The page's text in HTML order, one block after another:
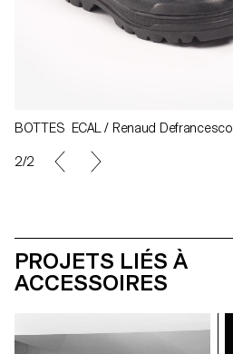
BOTTES ECAL / Renaud Defrancesco
2/2
PROJETS LIÉS À
ACCESSOIRES